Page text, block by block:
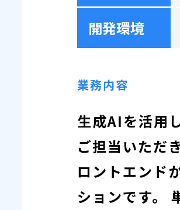
開発環境
業務内容
生成AIを活用
ご担当いた
ロントエンド
ションです。